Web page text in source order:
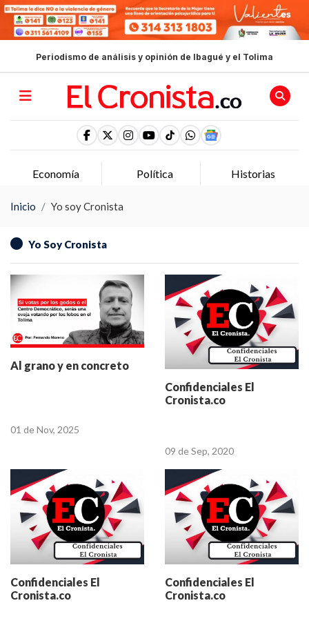
Periodismo de análisis y opinión de Ibagué y el Tolima
Economía Política Historias
Inicio Yo soy Cronista
Yo Soy Cronista
Al grano y en concreto
01 de Nov, 2025
Confidenciales El
Cronista.co
09 de Sep, 2020
Confidenciales El
Cronista.co
Confidenciales El
Cronista.co